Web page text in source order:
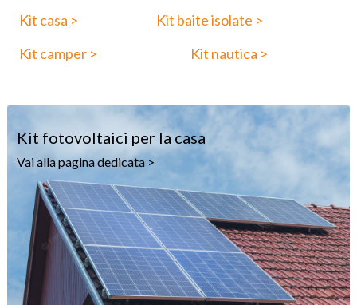
Kit casa >
Kit baite isolate >
Kit camper >
Kit nautica >
Kit fotovoltaici per la casa
Vai alla pagina dedicata >